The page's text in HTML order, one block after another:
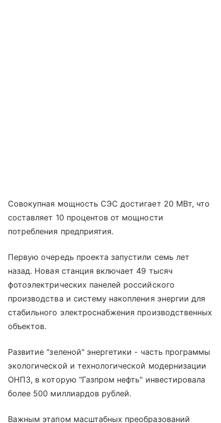
Совокупная мощность СЭС достигает 20 МВт, что
составляет 10 процентов от мощности
потребления предприятия.
Первую очередь проекта запустили семь лет
назад. Новая станция включает 49 тысяч
фотоэлектрических панелей российского
производства и систему накопления энергии для
стабильного электроснабжения производственных
объектов.
Развитие "зеленой" энергетики - часть программы
экологической и технологической модернизации
ОНПЗ, в которую "Газпром нефть" инвестировала
более 500 миллиардов рублей.
Важным этапом масштабных преобразований